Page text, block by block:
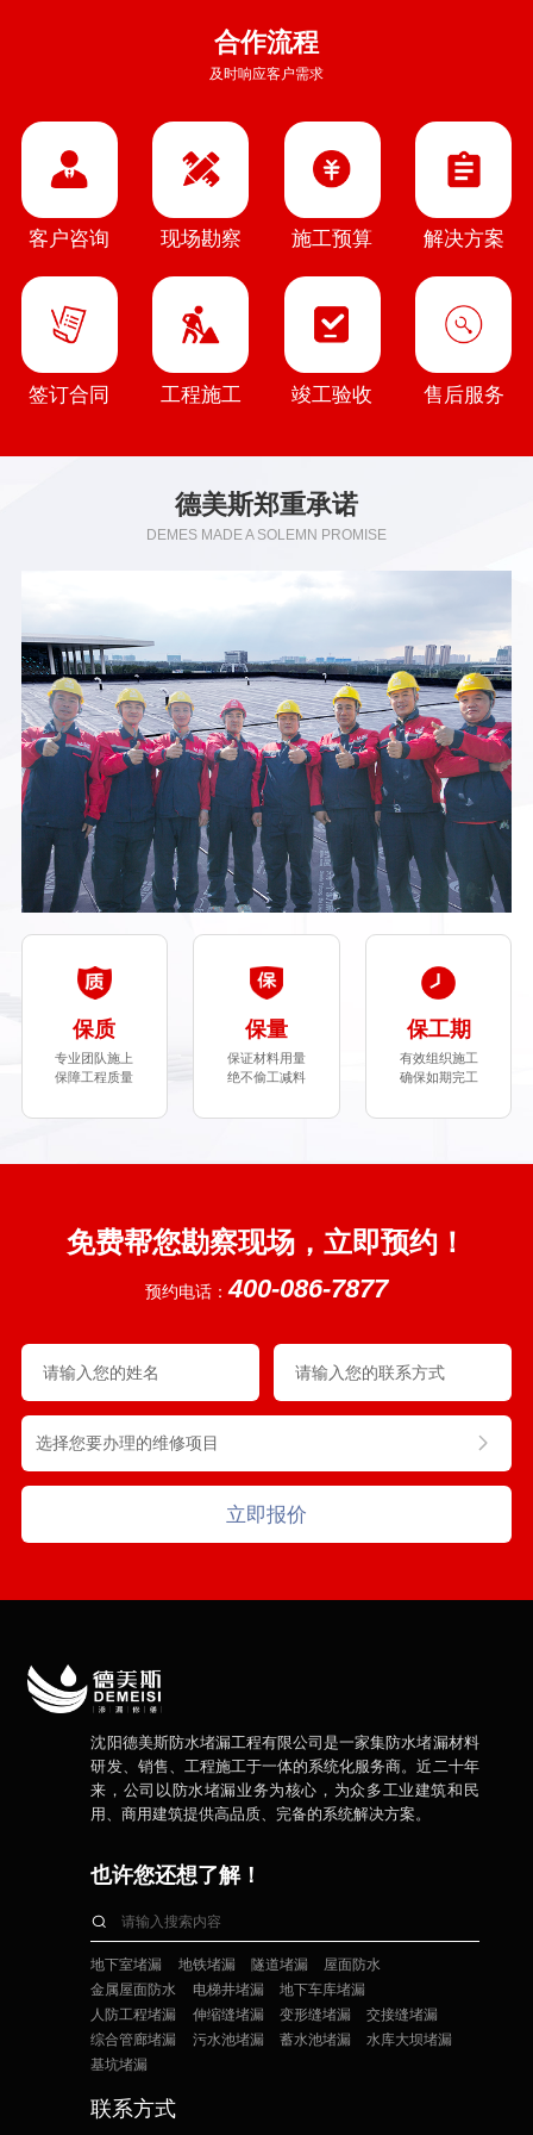
合作流程
及时响应客户需求
客户咨询 现场勘察 施工预算 解决方案
签订合同 工程施工 竣工验收 售后服务
德美斯郑重承诺
DEMES MADE A SOLEMN PROMISE
保质
专业团队施上
保量
保证材料用量
绝不偷工减料
保工期
有效组织施工
免费帮您勘察现场，立即预约！
预约电话：400-086-7877
立即报价
沈阳德美斯防水堵漏工程有限公司是一家集防水堵漏材料
研发、销售、工程施工于一体的系统化服务商。近二十年
来，公司以防水堵漏业务为核心，为众多工业建筑和民
用、商用建筑提供高品质、完备的系统解决方案。
也许您还想了解！
地下室堵漏 地铁堵漏 隧道堵漏
屋面防水
金属屋面防水
电梯井堵漏
地下车库堵漏
人防工程堵漏
伸缩缝堵漏 变形缝堵漏
交接缝堵漏
综合管廊堵漏
污水池堵漏 蓄水池堵漏
水库大坝堵漏
基坑堵漏
联系方式